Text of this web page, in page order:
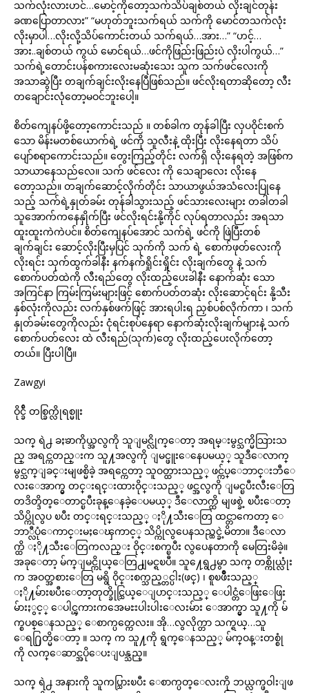
သက်လုံးလားဟင်…မောင့်ကိုတော့သက်သိပ်ချစ်တယ် လိုးချင်တုန်း
ခဏပြောတာလား” “မဟုတ်ဘူးသက်ရယ် သက်ကို မောင်တသက်လုံး
လိုးမှာပါ…လိုးလို့သိပ်ကောင်းတယ် သက်ရယ်…အား…” “ဟင့်…
အား..ချစ်တယ် ကွယ် မောင်ရယ်…ဖင်ကိုဖြည်းဖြည်းပဲ လိုးပါကွယ်…”
သက်ရဲ့တောင်းပန်စကားလေးမဆုံးသေး သူက သက်ဖင်လေးကို
အသာဆွဲပြီး တချက်ချင်းလိုးနေပြီဖြစ်သည်။ ဖင်လိုးရတာဆိုတော့ လီး
တချောင်းလုံတော့မဝင်ဘူးပေါ့။
စိတ်ကျေနပ်ဖို့တော့ကောင်းသည် ။ တစ်ခါက တုန်ခါပြီး လှပဝိုင်းစက်
သော မိန်းမတစ်ယောက်ရဲ့ ဖင်ကို သူလီးနဲ့ ထိုးပြီး လိုးနေရတာ သိပ်
ပျော်စရာကောင်းသည်။ တွေးကြည့်တိုင်း လက်ရှိ လိုးနေရတဲ့ အဖြစ်က
သာယာနေသည်လေ။ သက် ဖင်လေး ကို သေချာလေး လိုးနေ
တော့သည်။ တချက်ဆောင့်လိုက်တိုင်း သာယာဖွယ်အသံလေးပြုနေ
သည့် သက်ရဲ့နှုတ်ခမ်း တုန်ခါသွားသည့် ဖင်သားလေးများ တခါတခါ
သူအောက်ကနေနှိုက်ပြီး ဖင်လိုးရင်းနို့ကိုင် လုပ်ရတာလည်း အရသာ
ထူးထူးကဲကဲပင်။ စိတ်ကျေနပ်အောင် သက်ရဲ့ ဖင်ကို ဖြဲပြီးတစ်
ချက်ချင်း ဆောင့်လိုးပြီးမှပြင် သုက်ကို သက် ရဲ့ စောက်ဖုတ်လေးကို
လိုးရင်း သုက်ထွက်ခါနီး နက်နက်ရှိုင်းရှိုင်း လိုးချက်တွေ နဲ့ သက်
စောက်ပတ်ထဲကို လီးရည်တွေ လိုးထည့်ပေးခါနီး နောက်ဆုံး သော
အကြင်နာ ကြမ်းကြမ်းများဖြင့် စောက်ပတ်တဆုံး လိုးဆောင့်ရင်း နို့သီး
နှစ်လုံးကိုလည်း လက်နှစ်ဖက်ဖြင့် အားရပါးရ ညှစ်ပစ်လိုက်ကာ ၊ သက်
နှုတ်ခမ်းတွေကိုလည်း ငုံရင်းစုပ်နေရာ နောက်ဆုံးလိုးချက်များနဲ့ သက်
စောက်ပတ်လေး ထဲ လီးရည်(သုက်)တွေ လိုးထည့်ပေးလိုက်တော့
တယ်။ ပြီးပါပြီ။
Zawgyi
ဝိုင္ခ်ိဴ တစ္ခြက္လိုရစ္မူး
သက္ ရဲ႕ ခႏၶာကိုယ္အလွကို သူျမင္လိုက္ေတာ့ အရမ္းမွင္သက္မိသြားသ
ည္ အရင္ကတည္းက သူ႔အလွကို ျမင္ဖူးေနေပမယ့္ သူဒီေလာက္
မွင္သက္ျခင္းမျဖစ္မိခဲ့ အရင္ကေတာ့ သူဝတ္ထားသည့္ ဖင္က်ပ္ေဘာင္းဘီေ
လးေအာက္မွ တင္းရင္းထားဝိုင္းသည့္ ဖင္အလွကို ျမင္ၿပီးလီးေတြ
တဒိတ္ဒိတ္ေတာင္ၿပီးခုန္ေနခဲ့ေပမယ့္ ဒီေလာက္ထိ မျဖစ္ခဲ့ ၿပီးေတာ့
သိပ္ကိုလွပ ၿပီး တင္းရင္းသည့္ ႏို႔သီးေတြ ထင္တာကေတာ့ ေ
ဘာ္လီပုံေကာင္းမႈေၾကာင့္ သိပ္ကိုလွပေနသည္ထင္ခဲ့မိတာ။ ဒီေလာ
က္ထိ ႏို႔သီးေတြကလည္း ဝိုင္းစက္ၿပီး လွပေနတာကို မေတြးမိခဲ့။
အခုေတာ့ မ်က္ျမင္ကိုယ္ေတြ႕ျမင္ရၿပီ။ သူ႔ေရွ႕မွာ သက္ တစ္ကိုယ္လုံး
က အဝတ္အစားေတြ မရွိ ဝိုင္းစက္သည့္တင္ပါး(ဖင္) ၊ စူၿဖိဳးသည့္
ႏို႔မ်ားၿပီးေတာ့တုတ္ခိုင္သြယ္ေျပာင္းသည့္ ေပါင္တံေဖြးေဖြး
မ်ားႏွင့္ ေပါင္ၾကားကအေမႊးပါးပါးေလးမ်ား ေအာက္မွာ သူ႔ကို မ်
က္စပစ္ေနသည့္ ေစာက္ပတ္ကေလး။ အို…လွလိုက္တာ သက္ရယ္…သူ
ေရ႐ြတ္မိေတာ့ ။ သက္ က သူ႔ကို ရွက္ေနသည့္ မ်က္ဝန္းတစ္စုံ
ကို လက္ေဆာင္အပိုေပးျပန္သည္။
သက္ ရဲ႕ အနားကို သူကပ္သြားၿပီး ေစာက္ပတ္ေလးကို ဘယ္လက္ဖဝါးျဖ